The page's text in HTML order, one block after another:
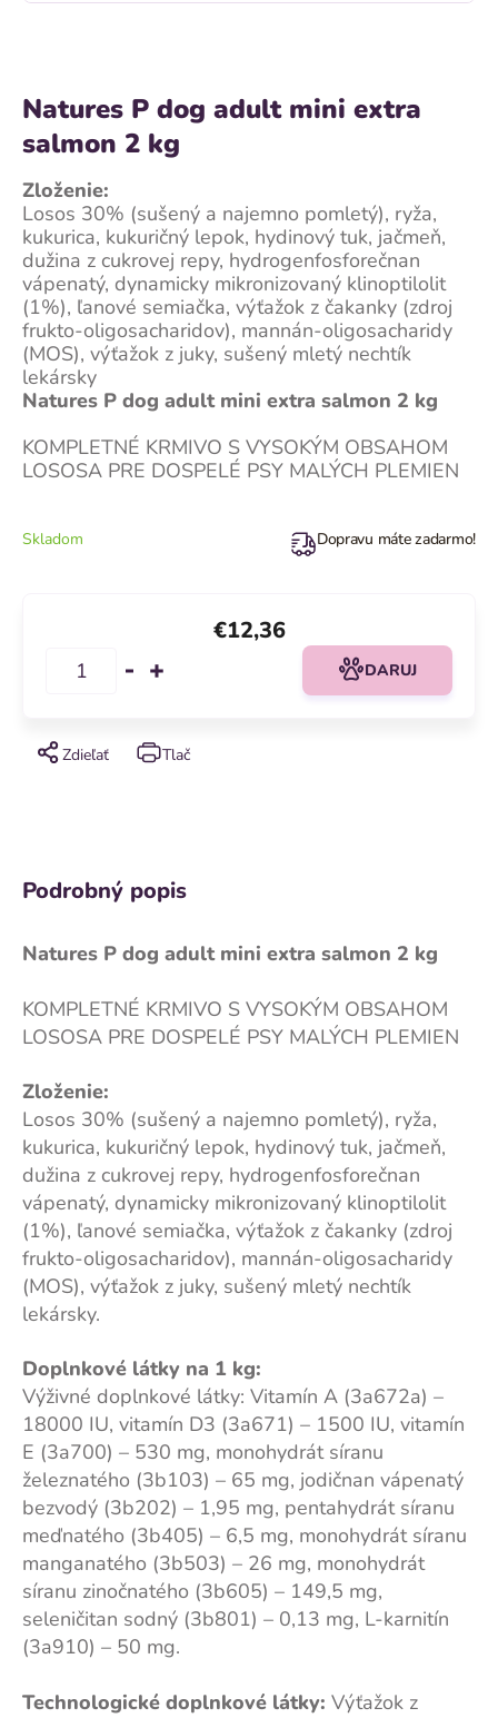
Natures P dog adult mini extra
salmon 2 kg
Natures P dog adult mini extra salmon 2 kg
KOMPLETNÉ KRMIVO S VYSOKÝM OBSAHOM
LOSOSA PRE DOSPELÉ PSY MALÝCH PLEMIEN
Zloženie:
Losos 30% (sušený a najemno pomletý), ryža,
kukurica, kukuričný lepok, hydinový tuk, jačmeň,
dužina z cukrovej repy, hydrogenfosforečnan
vápenatý, dynamicky mikronizovaný klinoptilolit
(1%), ľanové semiačka, výťažok z čakanky (zdroj
frukto-oligosacharidov), mannán-oligosacharidy
(MOS), výťažok z juky, sušený mletý nechtík
lekársky
Tlač
Zdieľať
Skladom Dopravu máte zadarmo!
€12,36
DARUJ
Podrobný popis
Natures P dog adult mini extra salmon 2 kg
KOMPLETNÉ KRMIVO S VYSOKÝM OBSAHOM
LOSOSA PRE DOSPELÉ PSY MALÝCH PLEMIEN
Zloženie:
Losos 30% (sušený a najemno pomletý), ryža,
kukurica, kukuričný lepok, hydinový tuk, jačmeň,
dužina z cukrovej repy, hydrogenfosforečnan
vápenatý, dynamicky mikronizovaný klinoptilolit
(1%), ľanové semiačka, výťažok z čakanky (zdroj
frukto-oligosacharidov), mannán-oligosacharidy
(MOS), výťažok z juky, sušený mletý nechtík
lekársky.
Doplnkové látky na 1 kg:
Výživné doplnkové látky: Vitamín A (3a672a) –
18000 IU, vitamín D3 (3a671) – 1500 IU, vitamín
E (3a700) – 530 mg, monohydrát síranu
železnatého (3b103) – 65 mg, jodičnan vápenatý
bezvodý (3b202) – 1,95 mg, pentahydrát síranu
meďnatého (3b405) – 6,5 mg, monohydrát síranu
manganatého (3b503) – 26 mg, monohydrát
síranu zinočnatého (3b605) – 149,5 mg,
seleničitan sodný (3b801) – 0,13 mg, L-karnitín
(3a910) – 50 mg.
Technologické doplnkové látky: Výťažok z